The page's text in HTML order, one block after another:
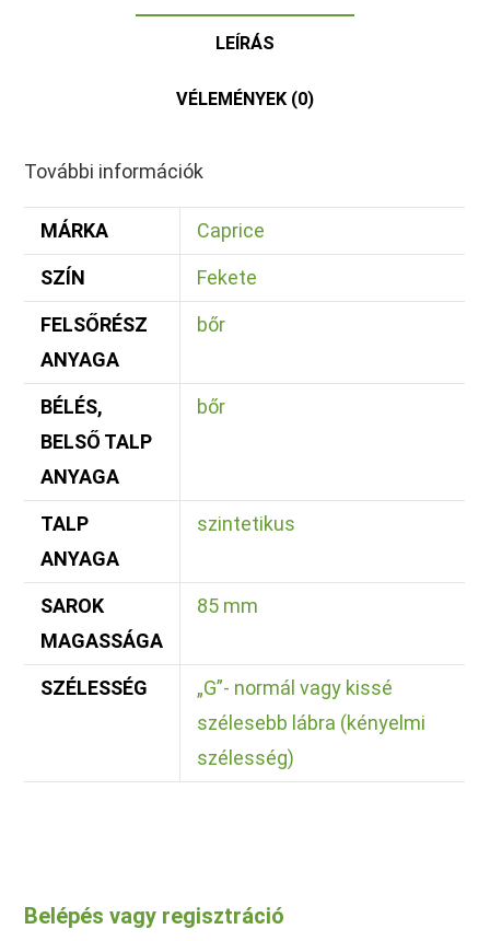
LEÍRÁS
VÉLEMÉNYEK (0)
További információk
MÁRKA Caprice
SZÍN Fekete
FELSŐRÉSZ
ANYAGA
bőr
BÉLÉS,
BELSŐ TALP
ANYAGA
bőr
TALP
ANYAGA
szintetikus
SAROK
MAGASSÁGA
85 mm
SZÉLESSÉG
„G”- normál vagy kissé
szélesebb lábra (kényelmi
szélesség)
Belépés vagy regisztráció